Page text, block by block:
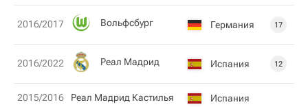
2016/2017 Вольфсбург Германия 17
2016/2022 Реал Мадрид Испания 12
2015/2016 Реал Мадрид Кастилья Испания